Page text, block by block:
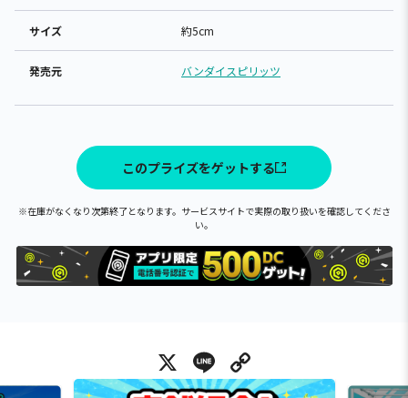
サイズ 約5cm
発売元 バンダイスピリッツ
このプライズをゲットする
※在庫がなくなり次第終了となります。サービスサイトで実際の取り扱いを確認してくださ
い。
X Line